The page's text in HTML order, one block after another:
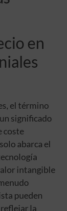
en
el término
significado
coste
abarca el
intangible
pueden
la